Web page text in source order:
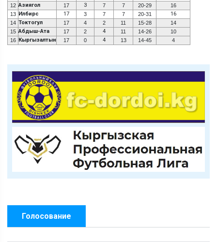
12 Азиягол 17 3 7 7 20-29
16
13 Илбирс 17 3 7 7 20-31 16
14 Токтогул 17 4 2 11 15-28
14
15 Абдыш-Ата 17 2 4 11 14-26
10
16 Кыргызалтын 17 0 4 13 14-45 4
Голосование